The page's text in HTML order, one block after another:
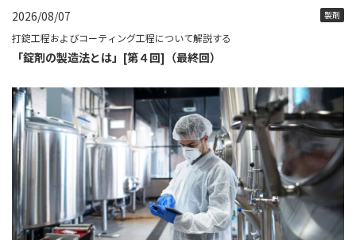
2026/08/07 製剤
打錠工程およびコーティング工程について解説する
「錠剤の製造法とは」[第４回]（最終回）